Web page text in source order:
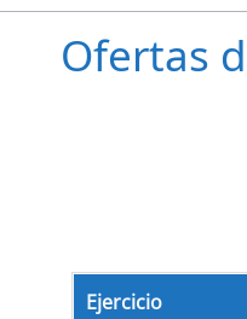
Ofertas
Ejercicio